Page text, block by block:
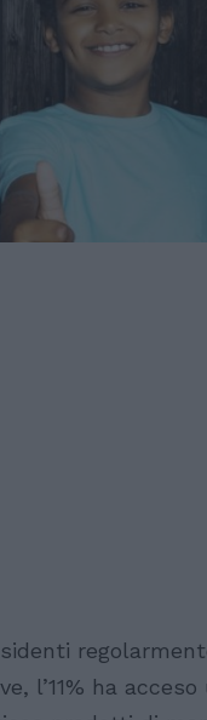
l’11% ha